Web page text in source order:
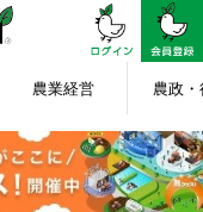
農業経営 農政・